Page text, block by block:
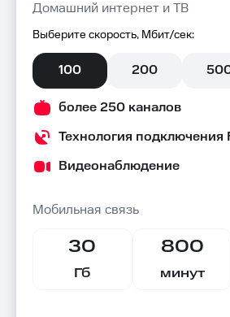
Домашний интернет и ТВ
Выберите скорость, Мбит/сек:
100 200
более 250 каналов
Технология подключения
Видеонаблюдение
Мобильная связь
30
Гб
800
минут